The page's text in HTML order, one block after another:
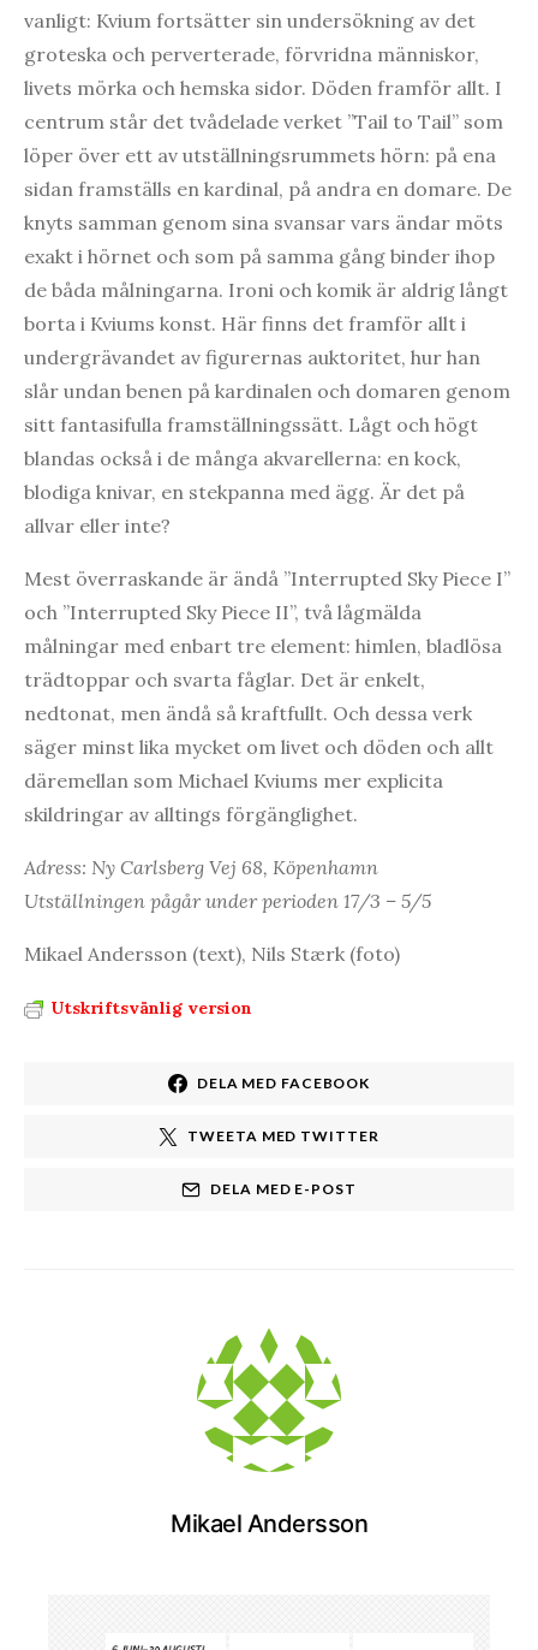
vanligt: Kvium fortsätter sin undersökning av det
groteska och perverterade, förvridna människor,
livets mörka och hemska sidor. Döden framför allt. I
centrum står det tvådelade verket ”Tail to Tail” som
löper över ett av utställningsrummets hörn: på ena
sidan framställs en kardinal, på andra en domare. De
knyts samman genom sina svansar vars ändar möts
exakt i hörnet och som på samma gång binder ihop
de båda målningarna. Ironi och komik är aldrig långt
borta i Kviums konst. Här finns det framför allt i
undergrävandet av figurernas auktoritet, hur han
slår undan benen på kardinalen och domaren genom
sitt fantasifulla framställningssätt. Lågt och högt
blandas också i de många akvarellerna: en kock,
blodiga knivar, en stekpanna med ägg. Är det på
allvar eller inte?
Mest överraskande är ändå ”Interrupted Sky Piece I”
och ”Interrupted Sky Piece II”, två lågmälda
målningar med enbart tre element: himlen, bladlösa
trädtoppar och svarta fåglar. Det är enkelt,
nedtonat, men ändå så kraftfullt. Och dessa verk
säger minst lika mycket om livet och döden och allt
däremellan som Michael Kviums mer explicita
skildringar av alltings förgänglighet.
Adress: Ny Carlsberg Vej 68, Köpenhamn
Utställningen pågår under perioden 17/3 – 5/5
Mikael Andersson (text), Nils Stærk (foto)
Utskriftsvänlig version
DELA MED FACEBOOK
TWEETA MED TWITTER
DELA MED E-POST
Mikael Andersson